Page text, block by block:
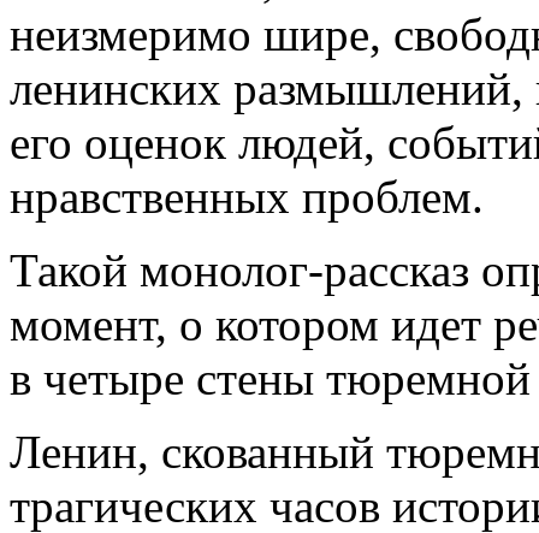
неизмеримо шире,
ленинских размышлений,
его оценок людей,
нравственных проблем.
Такой монолог-рассказ
момент, о котором идет
в четыре стены
Ленин, скованный
трагических часов